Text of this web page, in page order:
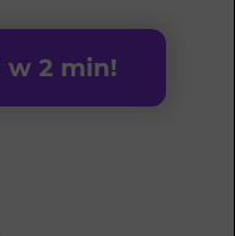
2 min!